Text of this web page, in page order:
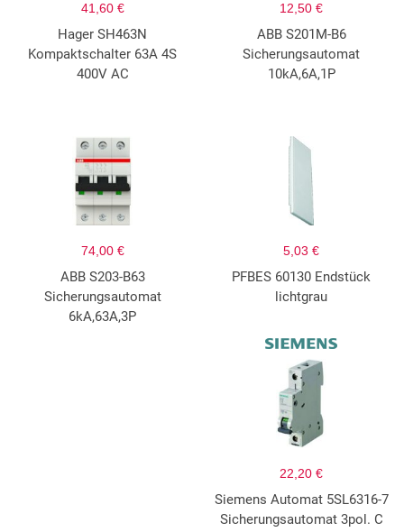
41,60 €
Hager SH463N
Kompaktschalter 63A 4S
400V AC
12,50 €
ABB S201M-B6
Sicherungsautomat
10kA,6A,1P
74,00 €
ABB S203-B63
Sicherungsautomat
6kA,63A,3P
5,03 €
PFBES 60130 Endstück
lichtgrau
22,20 €
Siemens Automat 5SL6316-7
Sicherungsautomat 3pol. C